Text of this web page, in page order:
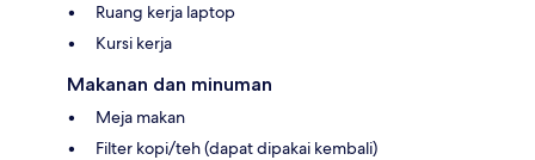
Ruang kerja laptop
Kursi kerja
Makanan dan minuman
Meja makan
Filter kopi/teh (dapat dipakai kembali)